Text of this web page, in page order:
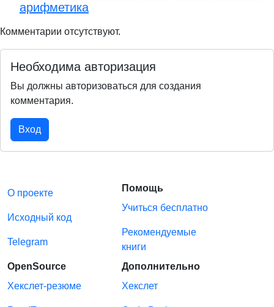
арифметика
Комментарии отсутствуют.
Необходима авторизация
Вы должны авторизоваться для создания
комментария.
Вход
О проекте
Исходный код
Telegram
Помощь
Учиться бесплатно
Рекомендуемые
книги
OpenSource
Хекслет-резюме
Дополнительно
Хекслет